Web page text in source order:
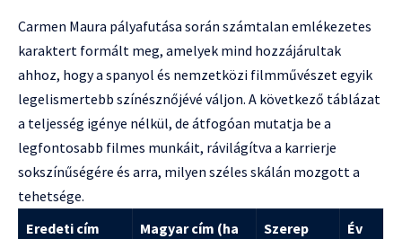
Carmen Maura pályafutása során számtalan emlékezetes
karaktert formált meg, amelyek mind hozzájárultak
ahhoz, hogy a spanyol és nemzetközi filmművészet egyik
legelismertebb színésznőjévé váljon. A következő táblázat
a teljesség igénye nélkül, de átfogóan mutatja be a
legfontosabb filmes munkáit, rávilágítva a karrierje
sokszínűségére és arra, milyen széles skálán mozgott a
tehetsége.
Eredeti cím
Magyar cím (ha
Szerep Év